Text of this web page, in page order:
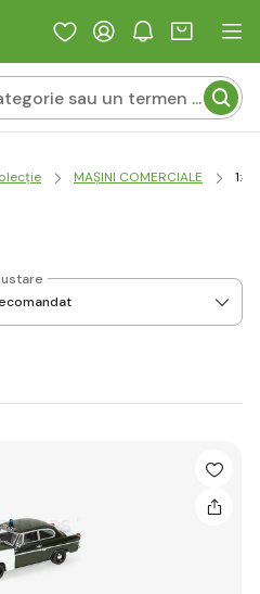
MAȘINI COMERCIALE 1:43